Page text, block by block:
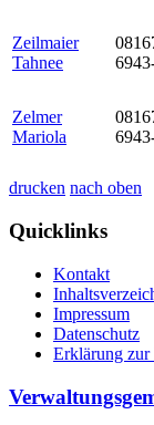
Zeilmaier
Tahnee
Zelmer
Mariola
drucken nach oben
Quicklinks
Kontakt
Impressum
Datenschutz
Erklärung